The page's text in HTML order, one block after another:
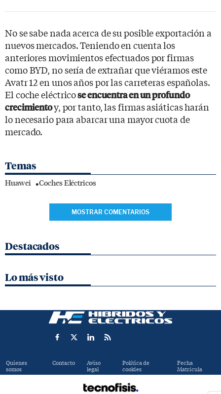
No se sabe nada acerca de su posible exportación a
nuevos mercados. Teniendo en cuenta los
anteriores movimientos efectuados por firmas
como BYD, no sería de extrañar que viéramos este
Avatr 12 en unos años por las carreteras españolas.
El coche eléctricose encuentra en un profundo
crecimientoy, por tanto, las firmas asiáticas harán
lo necesario para abarcar una mayor cuota de
mercado.
Temas
Huawei Coches Eléctricos
MOSTRAR COMENTARIOS
Destacados
Lo más visto
Quienes
somos
Contacto Aviso
legal
Política de
cookies
Fecha
Matrícula